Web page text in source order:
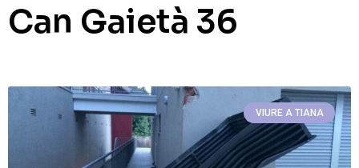
Can Gaietà 36
VIURE A TIANA